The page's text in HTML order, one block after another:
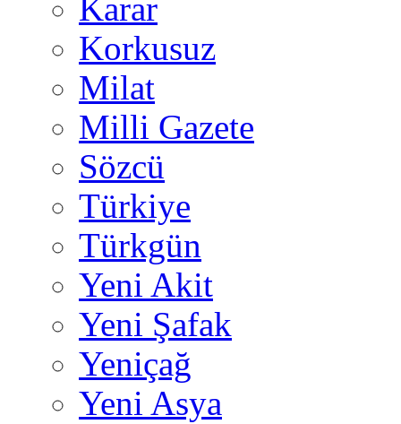
Karar
Korkusuz
Milat
Milli Gazete
Sözcü
Türkiye
Türkgün
Yeni Akit
Yeni Şafak
Yeniçağ
Yeni Asya